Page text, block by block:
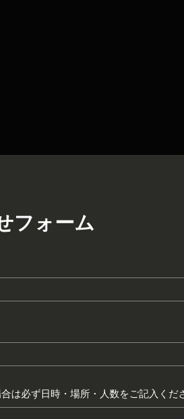
フォーム
は必ず日時・場所・人数をご記入くだ